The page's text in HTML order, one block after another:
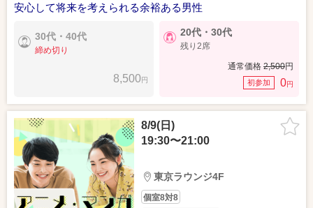
安心して将来を考えられる余裕ある男性
30代・40代
締め切り
8,500円
20代・30代
残り2席
通常価格 2,500円
初参加 0円
8/9(日)
19:30〜21:00
東京ラウンジ4F
個室8対8